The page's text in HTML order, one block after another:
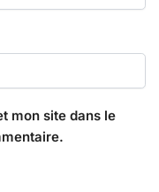
mon site dans le